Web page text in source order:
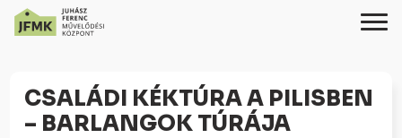
Content
navigációhoz
CSALÁDI KÉKTÚRA A PILISBEN
– BARLANGOK TÚRÁJA